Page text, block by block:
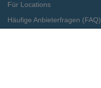
Für Locations
Häufige Anbieterfragen (FAQ)